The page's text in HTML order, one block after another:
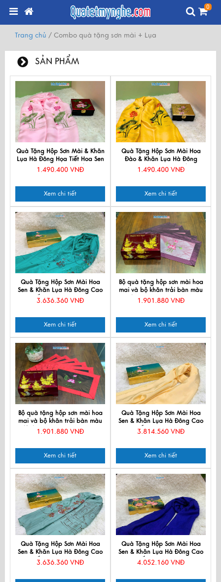
0
Trang chủ / Combo quà tặng sơn mài + Lụa
SẢN PHẨM
Quà Tặng Hộp Sơn Mài & Khăn
Lụa Hà Đông Họa Tiết Hoa Sen
CBMNV-LNL45180/11
1.490.400 VNĐ
Xem chi tiết
Quà Tặng Hộp Sơn Mài Hoa
Đào & Khăn Lụa Hà Đông
CBMNV-LNL45180/4
1.490.400 VNĐ
Xem chi tiết
Quà Tặng Hộp Sơn Mài Hoa
Sen & Khăn Lụa Hà Đông Cao
Cấp CBPT70180T3-3
3.636.360 VNĐ
Xem chi tiết
Bộ quà tặng hộp sơn mài hoa
mai và bộ khăn trải bàn màu
tím thêu sen CBMNV-KLTB11.6
1.901.880 VNĐ
Xem chi tiết
Bộ quà tặng hộp sơn mài hoa
mai và bộ khăn trải bàn màu
đỏ thêu sen CBMNV-KLTB11
1.901.880 VNĐ
Xem chi tiết
Quà Tặng Hộp Sơn Mài Hoa
Sen & Khăn Lụa Hà Đông Cao
Cấp CBKLNL89-10
3.814.560 VNĐ
Xem chi tiết
Quà Tặng Hộp Sơn Mài Hoa
Sen & Khăn Lụa Hà Đông Cao
Cấp CBPT70180T3-1
3.636.360 VNĐ
Quà Tặng Hộp Sơn Mài Hoa
Sen & Khăn Lụa Hà Đông Cao
Cấp CBKLNL89-3
4.052.160 VNĐ